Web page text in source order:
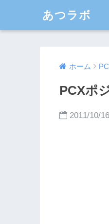
あつラボ
ホーム
PCXポ
2011/10/16